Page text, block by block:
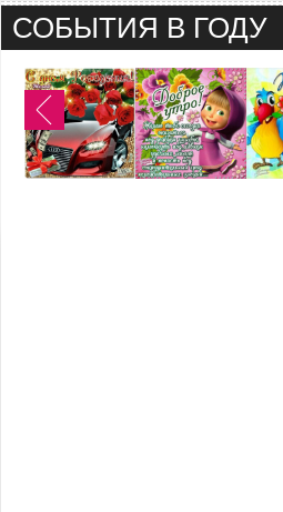
СОБЫТИЯ В ГОДУ